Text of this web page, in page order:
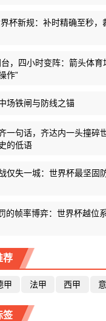
杯新规：补时精确至秒，
台，四小时变阵：箭头体育
作”
场铁闸与防线之锚
一句话，齐达内一头撞碎
的低语
仅失一城：世界杯最坚固
的帧率博弈：世界杯越位
荐
甲 法甲 西甲
签